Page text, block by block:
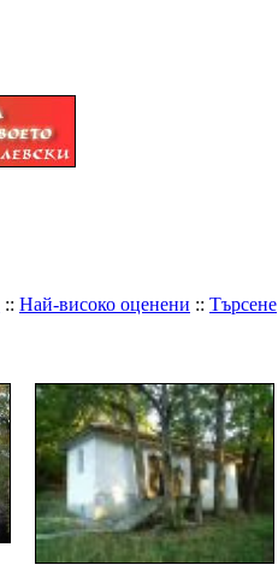
:: Най-високо оценени :: Търсене